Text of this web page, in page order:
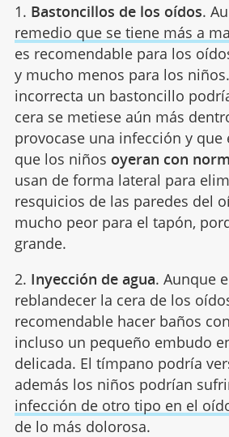
1. Bastoncillos de los oídos.
remedio que se tiene más a
es recomendable para los
y mucho menos para los
incorrecta un bastoncillo
cera se metiese aún más
provocase una infección y
que los niños oyeran con
usan de forma lateral para
resquicios de las paredes del
mucho peor para el tapón,
grande.
2. Inyección de agua. Aunque
reblandecer la cera de los
recomendable hacer baños
incluso un pequeño embudo
delicada. El tímpano podría
además los niños podrían
infección de otro tipo en el
de lo más dolorosa.